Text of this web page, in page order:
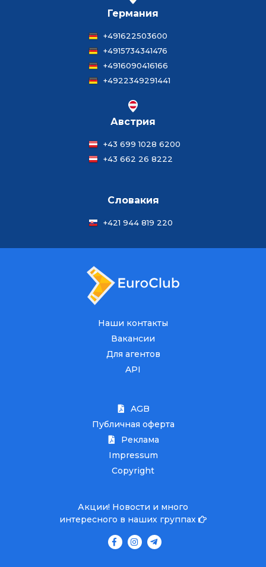
Германия
+491622503600
+4915734341476
+4916090416166
+4922349291441
Австрия
+43 699 1028 6200
+43 662 26 8222
Словакия
+421 944 819 220
Наши контакты
Вакансии
Для агентов
API
AGB
Публичная оферта
Реклама
Impressum
Copyright
Акции! Новости и много
интересного в наших группах